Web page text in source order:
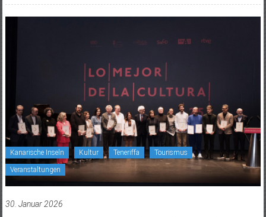
Kanarische Inseln Kultur Teneriffa Tourismus
Veranstaltungen
30. Januar 2026